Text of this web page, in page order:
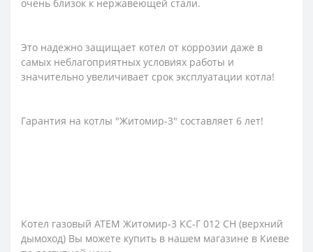
очень близок к нержавеющей стали.
Это надежно защищает котел от коррозии даже в
самых неблагоприятных условиях работы и
значительно увеличивает срок эксплуатации котла!
Гарантия на котлы "Житомир-3" составляет 6 лет!
Котел газовый АТЕМ Житомир-3 КС-Г 012 СН (верхний
дымоход) Вы можете купить в нашем магазине в Киеве